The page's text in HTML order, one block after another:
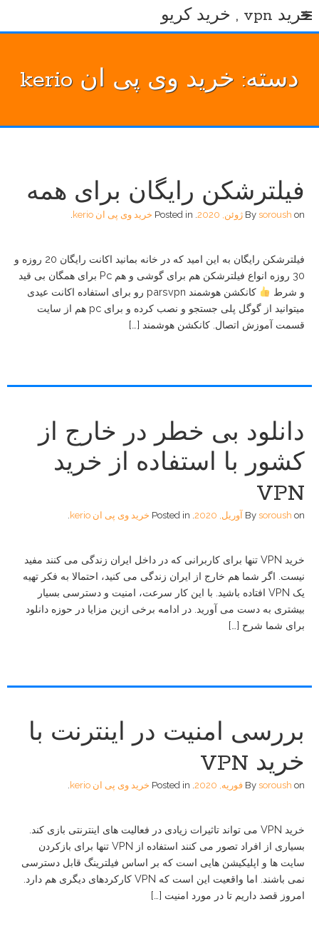
toخرید vpn , خرید کریو
دسته: خرید وی پی ان kerio
فیلترشکن رایگان برای همه
By soroush on ژوئن, 2020 .
Posted in خرید وی پی ان kerio .
فیلترشکن رایگان به این امید که در خانه بمانید اکانت رایگان 20 روزه و
30 روزه انواع فیلترشکن هم برای گوشی و هم Pc برای همگان بی قید
و شرط
کانکشن هوشمند parsvpn رو برای استفاده اکانت عیدی
میتوانید از گوگل پلی جستجو و نصب کرده و برای pc هم از سایت
قسمت آموزش اتصال. کانکشن هوشمند […]
دانلود بی خطر در خارج از
کشور با استفاده از خرید
VPN
By soroush on آوریل, 2020 Posted in خرید وی پی ان kerio
خرید VPN تنها برای کاربرانی که در داخل ایران زندگی می کنند مفید
نیست. اگر شما هم خارج از ایران زندگی می کنید، احتمالا به فکر تهیه
یک VPN افتاده باشید. با این کار سرعت، امنیت و دسترسی بسیار
بیشتری به دست می آورید. در ادامه برخی ازین مزایا در حوزه دانلود
برای شما شرح […]
بررسی امنیت در اینترنت با
خرید VPN
By soroush on فوریه, 2020 .
Posted in خرید وی پی ان kerio .
خرید VPN می تواند تاثیرات زیادی در فعالیت های اینترنتی بازی کند.
بسیاری از افراد تصور می کنند استفاده از VPN تنها برای بازکردن
سایت ها و اپلیکیشن هایی است که بر اساس فیلترینگ قابل دسترسی
نمی باشند. اما واقعیت این است که VPN کارکردهای دیگری هم دارد.
امروز قصد داریم تا در مورد امنیت […]